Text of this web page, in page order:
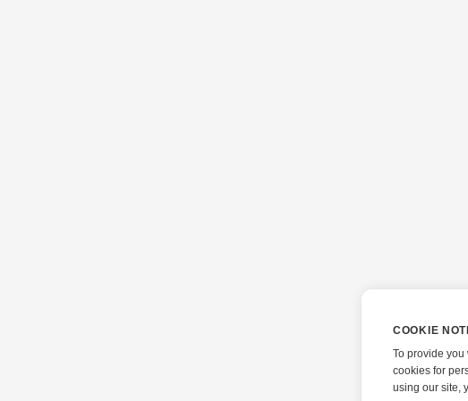
COOKIE
To provide you
cookies for
using our site,